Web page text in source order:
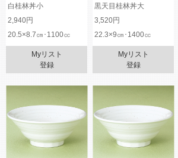
白桂林丼小
黒天目桂林丼大
2,940円
3,520円
20.5×8.7㎝･1100㏄
22.3×9㎝･1400㏄
Myリスト
登録
Myリスト
登録